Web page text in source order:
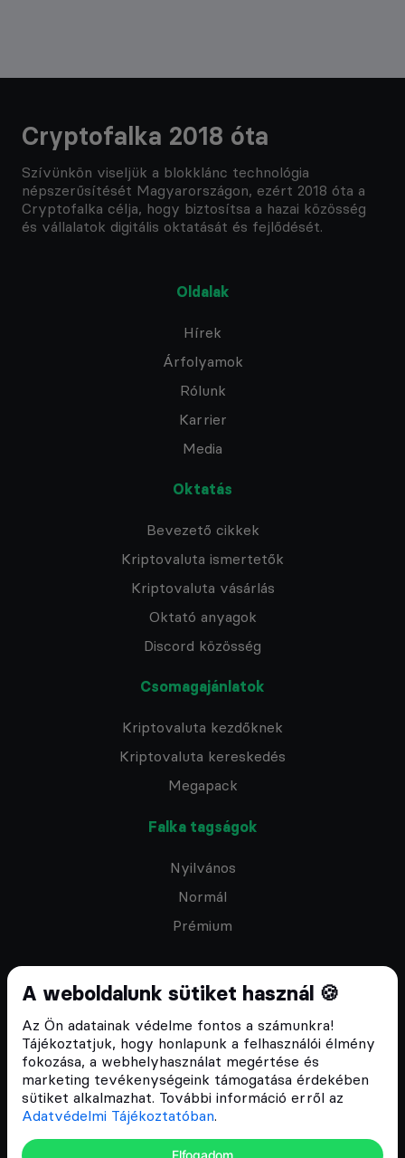
A weboldalunk sütiket használ 🍪
Az Ön adatainak védelme fontos a számunkra!
Tájékoztatjuk, hogy honlapunk a felhasználói élmény
fokozása, a webhelyhasználat megértése és
marketing tevékenységeink támogatása érdekében
sütiket alkalmazhat. További információ erről az
Adatvédelmi Tájékoztatóban.
Elfogadom
Cryptofalka 2018 óta
Szívünkön viseljük a blokklánc technológia
népszerűsítését Magyarországon, ezért 2018 óta a
Cryptofalka célja, hogy biztosítsa a hazai közösség
és vállalatok digitális oktatását és fejlődését.
Oldalak
Hírek
Árfolyamok
Rólunk
Karrier
Media
Oktatás
Bevezető cikkek
Kriptovaluta ismertetők
Kriptovaluta vásárlás
Oktató anyagok
Discord közösség
Csomagajánlatok
Kriptovaluta kezdőknek
Kriptovaluta kereskedés
Megapack
Falka tagságok
Nyilvános
Normál
Prémium
Feliratkozom a hírlevélre
ÁSZF